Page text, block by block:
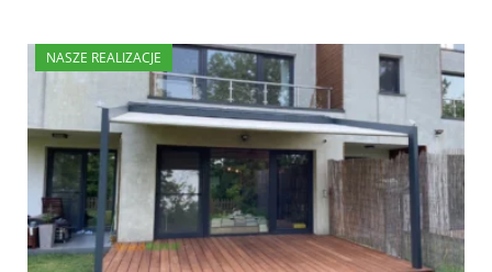
NASZE REALIZACJE